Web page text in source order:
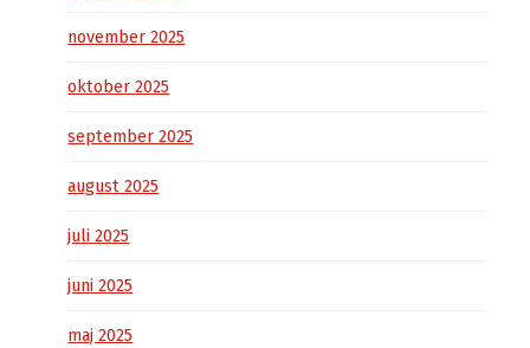
november 2025
oktober 2025
september 2025
august 2025
juli 2025
juni 2025
maj 2025